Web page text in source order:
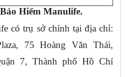
Hiểm Manulife.
có trụ sở chính tại địa chỉ:
75 Hoàng Văn Thái,
7, Thành phố Hồ Chí